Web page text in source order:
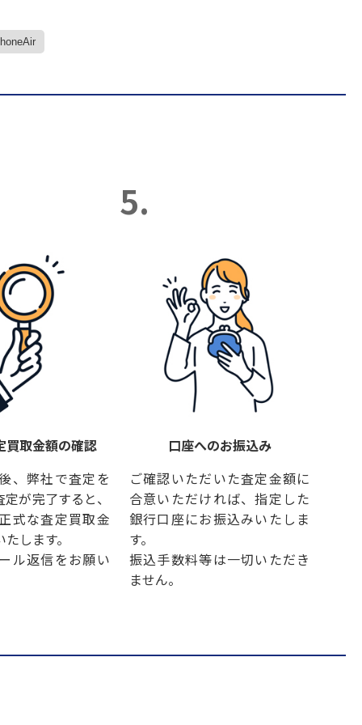
買取金額の確認
、弊社で査定を
が完了すると、
式な査定買取金
します。
ル返信をお願い
5.
口座へのお振込み
ご確認いただいた査定金額に
合意いただければ、指定した
銀行口座にお振込みいたしま
す。
振込手数料等は一切いただき
ません。